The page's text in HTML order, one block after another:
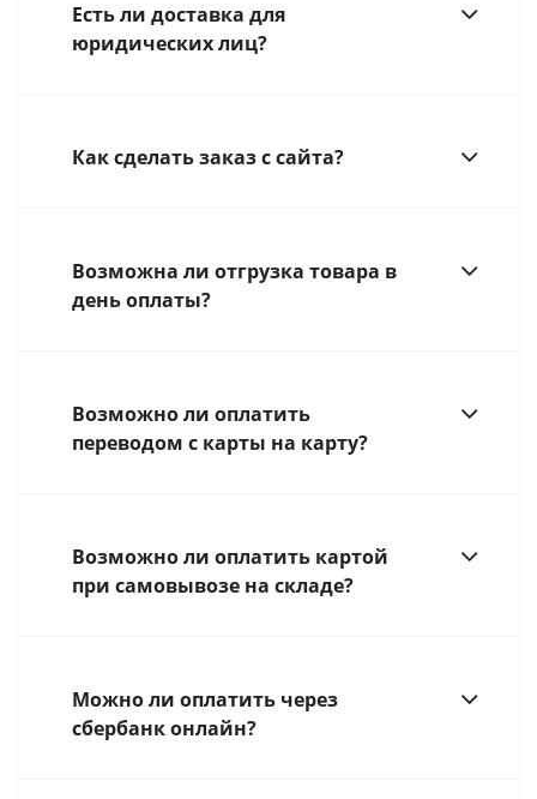
Есть ли доставка для
юридических лиц?
Как сделать заказ с сайта?
Возможна ли отгрузка товара в
день оплаты?
Возможно ли оплатить
переводом с карты на карту?
Возможно ли оплатить картой
при самовывозе на складе?
Можно ли оплатить через
сбербанк онлайн?